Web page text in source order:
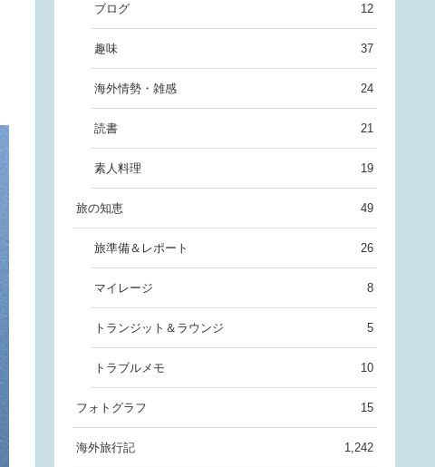
ブログ 12
趣味 37
海外情勢・雑感 24
読書 21
素人料理 19
旅の知恵 49
旅準備＆レポート 26
マイレージ 8
トランジット＆ラウンジ 5
トラブルメモ 10
フォトグラフ 15
海外旅行記 1,242